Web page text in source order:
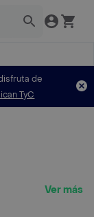
de
TyC
Ver más